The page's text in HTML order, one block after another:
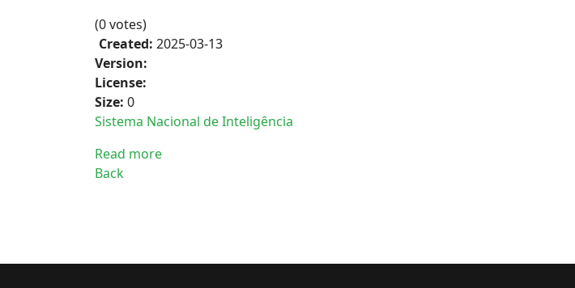
(0 votes)
Created: 2025-03-13
Version:
License:
Size: 0
Sistema Nacional de Inteligência
Read more
Back